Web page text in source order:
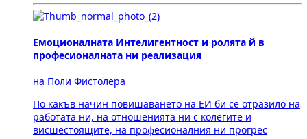
Емоционалната Интелигентност и ролята й в
професионалната ни реализация
на Поли Фистолера
По какъв начин повишаването на ЕИ би се отразило на
работата ни, на отношенията ни с колегите и
висшестоящите, на професионалния ни прогрес